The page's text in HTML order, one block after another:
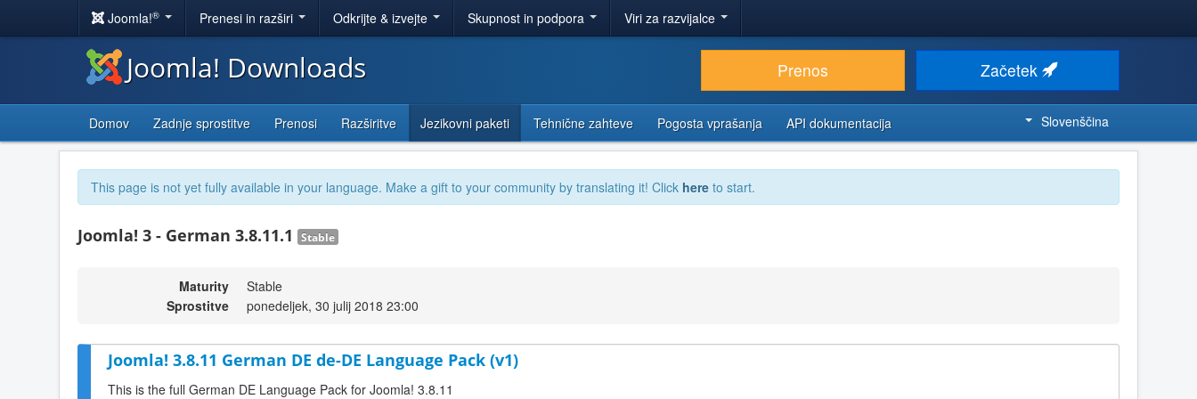
Joomla!® Prenesi in razširi Odkrijte & izvejte Skupnost in podpora Viri za razvijalce
Joomla! Downloads Prenos Začetek
Domov Zadnje sprostitve Prenosi Razširitve Jezikovni paketi Tehnične zahteve Pogosta vprašanja API dokumentacija Slovenščina
This page is not yet fully available in your language. Make a gift to your community by translating it! Click here to start.
Joomla! 3 - German 3.8.11.1 Stable
Maturity
Stable
Sprostitve
ponedeljek, 30 julij 2018 23:00
Joomla! 3.8.11 German DE de-DE Language Pack (v1)
This is the full German DE Language Pack for Joomla! 3.8.11